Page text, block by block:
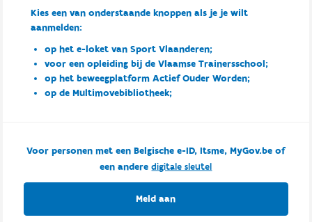
Kies een van onderstaande knoppen als je je wilt
aanmelden:
op het e-loket van Sport Vlaanderen;
voor een opleiding bij de Vlaamse Trainersschool;
op het beweegplatform Actief Ouder Worden;
op de Multimovebibliotheek;
Voor personen met een Belgische e-ID, Itsme, MyGov.be of
een anderedigitale sleutel
Meld aan